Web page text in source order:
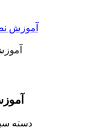
آموزش
دسته